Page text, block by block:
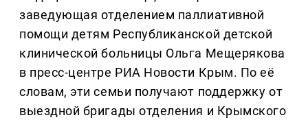
заведующая отделением паллиативной
помощи детям Республиканской детской
клинической больницы Ольга Мещерякова
в пресс-центре РИА Новости Крым. По её
словам, эти семьи получают поддержку от
выездной бригады отделения и Крымского